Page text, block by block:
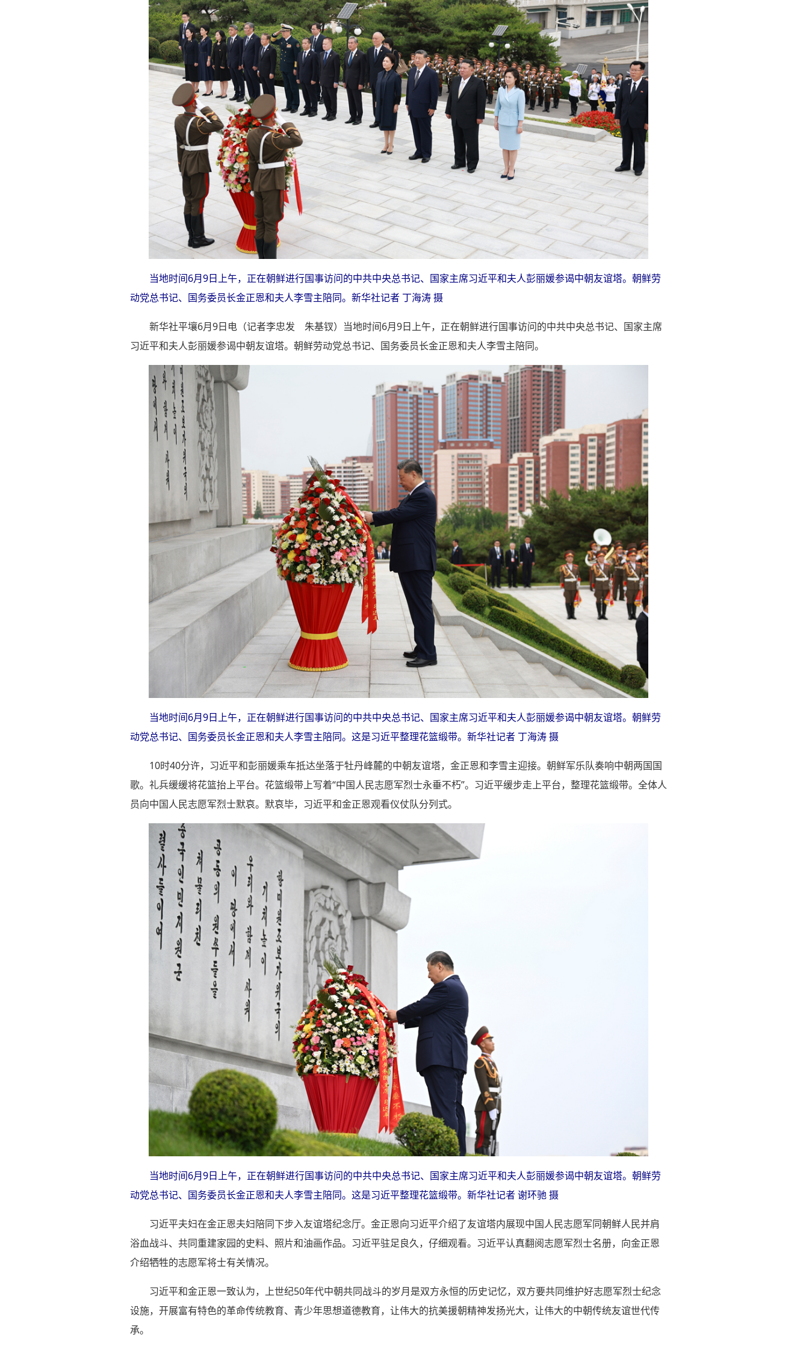
当地时间6月9日上午，正在朝鲜进行国事访问的中共中央总书记、国家主席习近平和夫人彭丽媛参谒中朝友谊塔。朝鲜劳
动党总书记、国务委员长金正恩和夫人李雪主陪同。新华社记者 丁海涛 摄
新华社平壤6月9日电（记者李忠发 朱基钗）当地时间6月9日上午，正在朝鲜进行国事访问的中共中央总书记、国家主席
习近平和夫人彭丽媛参谒中朝友谊塔。朝鲜劳动党总书记、国务委员长金正恩和夫人李雪主陪同。
当地时间6月9日上午，正在朝鲜进行国事访问的中共中央总书记、国家主席习近平和夫人彭丽媛参谒中朝友谊塔。朝鲜劳
动党总书记、国务委员长金正恩和夫人李雪主陪同。这是习近平整理花篮缎带。新华社记者 丁海涛 摄
10时40分许，习近平和彭丽媛乘车抵达坐落于牡丹峰麓的中朝友谊塔，金正恩和李雪主迎接。朝鲜军乐队奏响中朝两国国
歌。礼兵缓缓将花篮抬上平台。花篮缎带上写着“中国人民志愿军烈士永垂不朽”。习近平缓步走上平台，整理花篮缎带。全体人
员向中国人民志愿军烈士默哀。默哀毕，习近平和金正恩观看仪仗队分列式。
当地时间6月9日上午，正在朝鲜进行国事访问的中共中央总书记、国家主席习近平和夫人彭丽媛参谒中朝友谊塔。朝鲜劳
动党总书记、国务委员长金正恩和夫人李雪主陪同。这是习近平整理花篮缎带。新华社记者 谢环驰 摄
习近平夫妇在金正恩夫妇陪同下步入友谊塔纪念厅。金正恩向习近平介绍了友谊塔内展现中国人民志愿军同朝鲜人民并肩
浴血战斗、共同重建家园的史料、照片和油画作品。习近平驻足良久，仔细观看。习近平认真翻阅志愿军烈士名册，向金正恩
介绍牺牲的志愿军将士有关情况。
习近平和金正恩一致认为，上世纪50年代中朝共同战斗的岁月是双方永恒的历史记忆，双方要共同维护好志愿军烈士纪念
设施，开展富有特色的革命传统教育、青少年思想道德教育，让伟大的抗美援朝精神发扬光大，让伟大的中朝传统友谊世代传
承。